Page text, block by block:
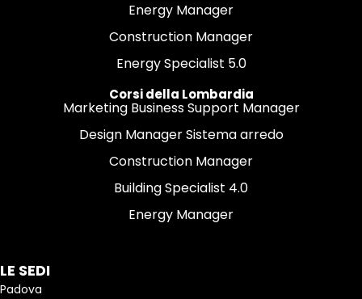
Energy Manager
Construction Manager
Energy Specialist 5.0
Corsi della Lombardia
Marketing Business Support Manager
Design Manager Sistema arredo
Construction Manager
Building Specialist 4.0
Energy Manager
LE SEDI
Padova